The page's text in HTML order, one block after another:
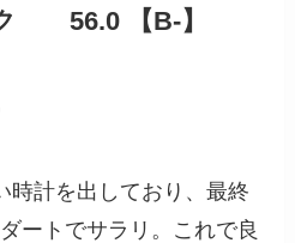
56.0 【B-】
時計を出しており、最終
ートでサラリ。これで良